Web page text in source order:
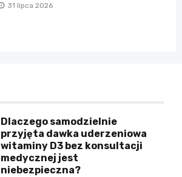
31 lipca 2026
Dlaczego samodzielnie
przyjęta dawka uderzeniowa
witaminy D3 bez konsultacji
medycznej jest
niebezpieczna?